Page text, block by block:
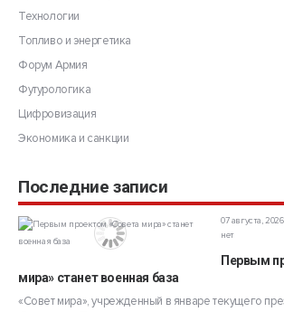
Технологии
Топливо и энергетика
Форум Армия
Футурологика
Цифровизация
Экономика и санкции
Последние записи
07 августа, 2026
нет
Первым
мира» станет военная база
«Совет мира», учрежденный в январе текущего